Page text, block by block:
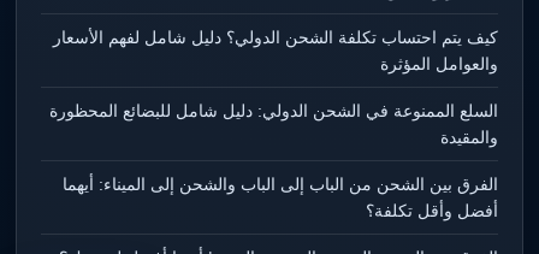
كيف يتم احتساب تكلفة الشحن الدولي؟ دليل شامل لفهم الأسعار
والعوامل المؤثرة
السلع الممنوعة في الشحن الدولي: دليل شامل للبضائع المحظورة
والمقيدة
الفرق بين الشحن من الباب إلى الباب والشحن إلى الميناء: أيهما
أفضل وأقل تكلفة؟